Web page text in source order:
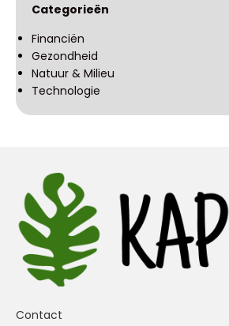
Categorieën
Financiën
Gezondheid
Natuur & Milieu
Technologie
Contact